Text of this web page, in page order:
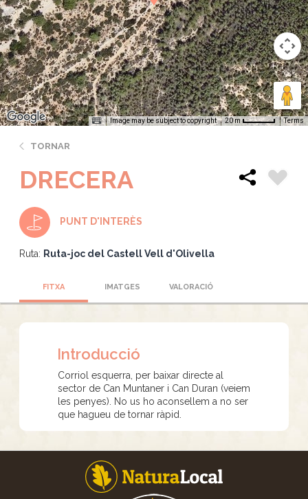
Image may be subject to copyright 20 m Terms
TORNAR
DRECERA
PUNT D'INTERÈS
Ruta: Ruta-joc del Castell Vell d'Olivella
FITXA IMATGES VALORACIÓ
Introducció
Corriol esquerra, per baixar directe al
sector de Can Muntaner i Can Duran (veiem
les penyes). No us ho aconsellem a no ser
que hagueu de tornar ràpid.